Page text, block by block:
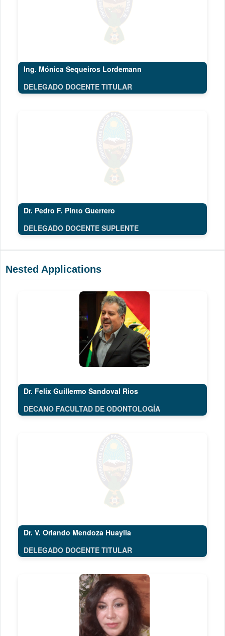
Ing. Mónica Sequeiros Lordemann
DELEGADO DOCENTE TITULAR
Dr. Pedro F. Pinto Guerrero
DELEGADO DOCENTE SUPLENTE
Nested Applications
Dr. Felix Guillermo Sandoval Rios
DECANO FACULTAD DE ODONTOLOGÍA
Dr. V. Orlando Mendoza Huaylla
DELEGADO DOCENTE TITULAR